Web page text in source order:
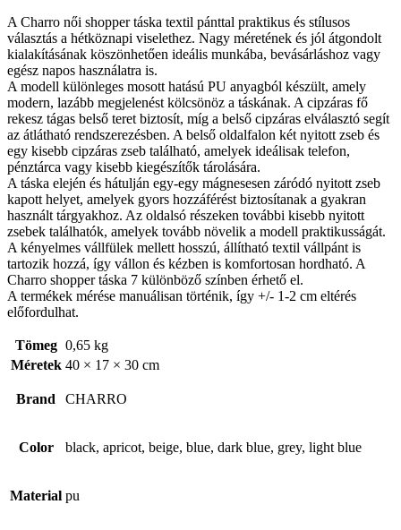
A Charro női shopper táska textil pánttal praktikus és stílusos
választás a hétköznapi viselethez. Nagy méretének és jól átgondolt
kialakításának köszönhetően ideális munkába, bevásárláshoz vagy
egész napos használatra is.
A modell különleges mosott hatású PU anyagból készült, amely
modern, lazább megjelenést kölcsönöz a táskának. A cipzáras fő
rekesz tágas belső teret biztosít, míg a belső cipzáras elválasztó segít
az átlátható rendszerezésben. A belső oldalfalon két nyitott zseb és
egy kisebb cipzáras zseb található, amelyek ideálisak telefon,
pénztárca vagy kisebb kiegészítők tárolására.
A táska elején és hátulján egy-egy mágnesesen záródó nyitott zseb
kapott helyet, amelyek gyors hozzáférést biztosítanak a gyakran
használt tárgyakhoz. Az oldalsó részeken további kisebb nyitott
zsebek találhatók, amelyek tovább növelik a modell praktikusságát.
A kényelmes vállfülek mellett hosszú, állítható textil vállpánt is
tartozik hozzá, így vállon és kézben is komfortosan hordható. A
Charro shopper táska 7 különböző színben érhető el.
A termékek mérése manuálisan történik, így +/- 1-2 cm eltérés
előfordulhat.
Tömeg 0,65 kg
Méretek 40 × 17 × 30 cm
Brand CHARRO
Color black, apricot, beige, blue, dark blue, grey, light blue
Material pu